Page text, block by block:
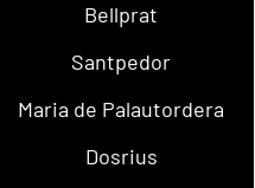
Bellprat
Santpedor
Maria de Palautordera
Dosrius